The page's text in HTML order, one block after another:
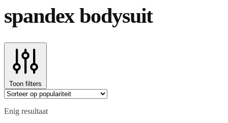
spandex bodysuit
Toon filters
Enig resultaat